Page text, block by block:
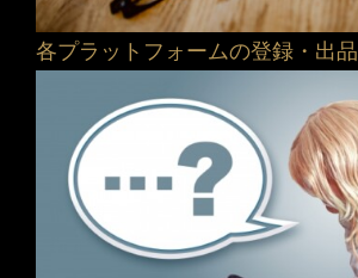
各プラットフォームの登録・出品